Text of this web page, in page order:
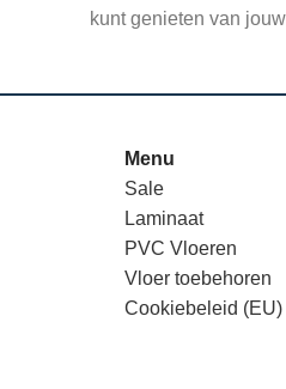
kunt genieten van
Menu
Sale
Laminaat
PVC Vloeren
Vloer toebehoren
Cookiebeleid (EU)